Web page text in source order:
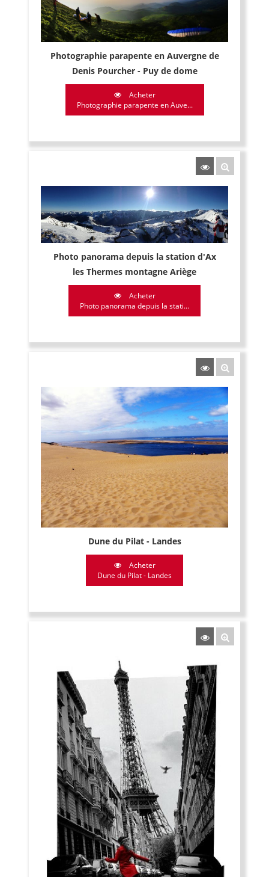
Photographie parapente en Auvergne de
Denis Pourcher - Puy de dome
Acheter
Photographie parapente en Auve...
Photo panorama depuis la station d'Ax
les Thermes montagne Ariège
Acheter
Photo panorama depuis la stati...
Dune du Pilat - Landes
Acheter
Dune du Pilat - Landes